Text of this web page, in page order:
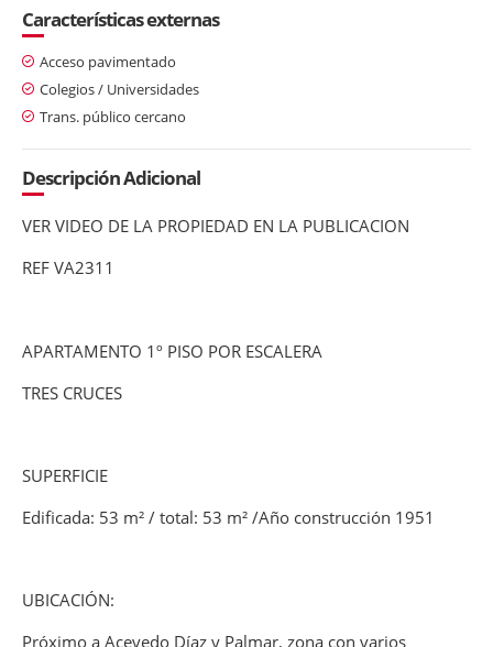
Características externas
Acceso pavimentado
Colegios / Universidades
Trans. público cercano
Descripción Adicional
VER VIDEO DE LA PROPIEDAD EN LA PUBLICACION
REF VA2311
APARTAMENTO 1º PISO POR ESCALERA
TRES CRUCES
SUPERFICIE
Edificada: 53 m² / total: 53 m² /Año construcción 1951
UBICACIÓN:
Próximo a Acevedo Díaz y Palmar, zona con varios